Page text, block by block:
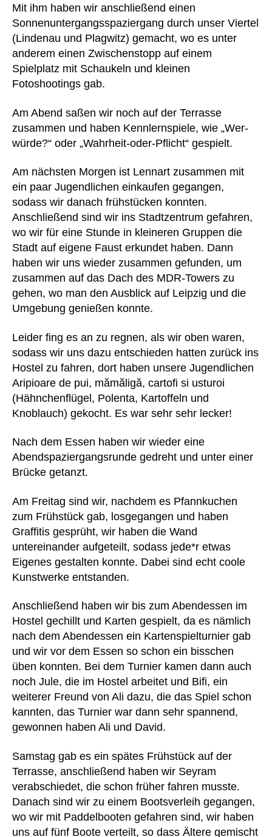
Mit ihm haben wir anschließend einen
Sonnenuntergangsspaziergang durch unser Viertel
(Lindenau und Plagwitz) gemacht, wo es unter
anderem einen Zwischenstopp auf einem
Spielplatz mit Schaukeln und kleinen
Fotoshootings gab.
Am Abend saßen wir noch auf der Terrasse
zusammen und haben Kennlernspiele, wie „Wer-
würde?“ oder „Wahrheit-oder-Pflicht“ gespielt.
Am nächsten Morgen ist Lennart zusammen mit
ein paar Jugendlichen einkaufen gegangen,
sodass wir danach frühstücken konnten.
Anschließend sind wir ins Stadtzentrum gefahren,
wo wir für eine Stunde in kleineren Gruppen die
Stadt auf eigene Faust erkundet haben. Dann
haben wir uns wieder zusammen gefunden, um
zusammen auf das Dach des MDR-Towers zu
gehen, wo man den Ausblick auf Leipzig und die
Umgebung genießen konnte.
Leider fing es an zu regnen, als wir oben waren,
sodass wir uns dazu entschieden hatten zurück ins
Hostel zu fahren, dort haben unsere Jugendlichen
Aripioare de pui, mămăligă, cartofi si usturoi
(Hähnchenflügel, Polenta, Kartoffeln und
Knoblauch) gekocht. Es war sehr sehr lecker!
Nach dem Essen haben wir wieder eine
Abendspaziergangsrunde gedreht und unter einer
Brücke getanzt.
Am Freitag sind wir, nachdem es Pfannkuchen
zum Frühstück gab, losgegangen und haben
Graffitis gesprüht, wir haben die Wand
untereinander aufgeteilt, sodass jede*r etwas
Eigenes gestalten konnte. Dabei sind echt coole
Kunstwerke entstanden.
Anschließend haben wir bis zum Abendessen im
Hostel gechillt und Karten gespielt, da es nämlich
nach dem Abendessen ein Kartenspielturnier gab
und wir vor dem Essen so schon ein bisschen
üben konnten. Bei dem Turnier kamen dann auch
noch Jule, die im Hostel arbeitet und Bifi, ein
weiterer Freund von Ali dazu, die das Spiel schon
kannten, das Turnier war dann sehr spannend,
gewonnen haben Ali und David.
Samstag gab es ein spätes Frühstück auf der
Terrasse, anschließend haben wir Seyram
verabschiedet, die schon früher fahren musste.
Danach sind wir zu einem Bootsverleih gegangen,
wo wir mit Paddelbooten gefahren sind, wir haben
uns auf fünf Boote verteilt, so dass Ältere gemischt